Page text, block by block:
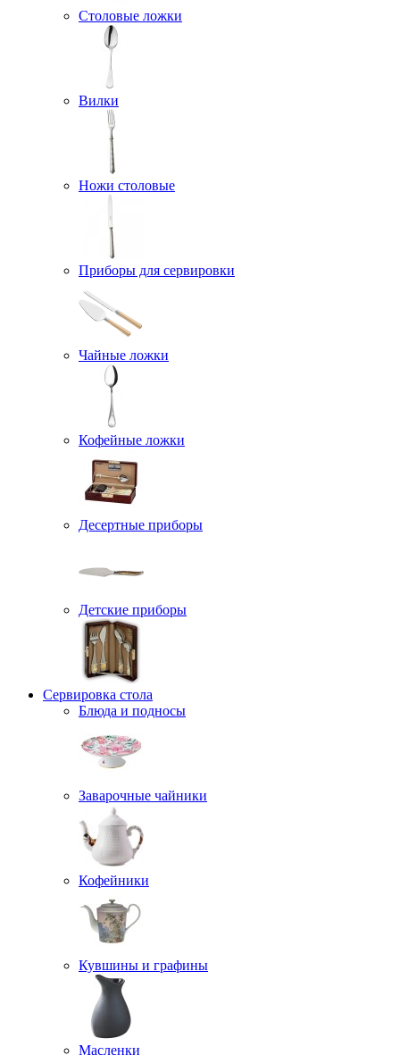
Столовые ложки
Вилки
Ножи столовые
Приборы для сервировки
Чайные ложки
Кофейные ложки
Десертные приборы
Детские приборы
Сервировка стола
Блюда и подносы
Заварочные чайники
Кофейники
Кувшины и графины
Масленки